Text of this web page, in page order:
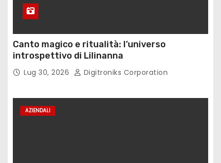
Canto magico e ritualità: l’universo
introspettivo di Lilinanna
Lug 30, 2026 Digitroniks Corporation
AZIENDALI